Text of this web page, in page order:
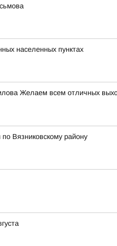
населенных пунктах
Желаем всем отличных
Вязниковскому району